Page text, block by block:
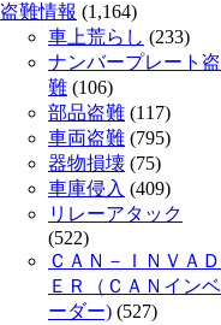
盗難情報 (1,164)
車上荒らし (233)
ナンバープレート盗
難 (106)
部品盗難 (117)
車両盗難 (795)
器物損壊 (75)
車庫侵入 (409)
リレーアタック
(522)
ＣＡＮ－ＩＮＶＡＤ
ＥＲ（ＣＡＮインベ
ーダー) (527)